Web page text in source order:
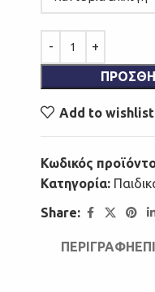
Add to wishlist
Κωδικός
Κατηγορία:
Share:
ΠΕΡΙΓΡΑΦΉ